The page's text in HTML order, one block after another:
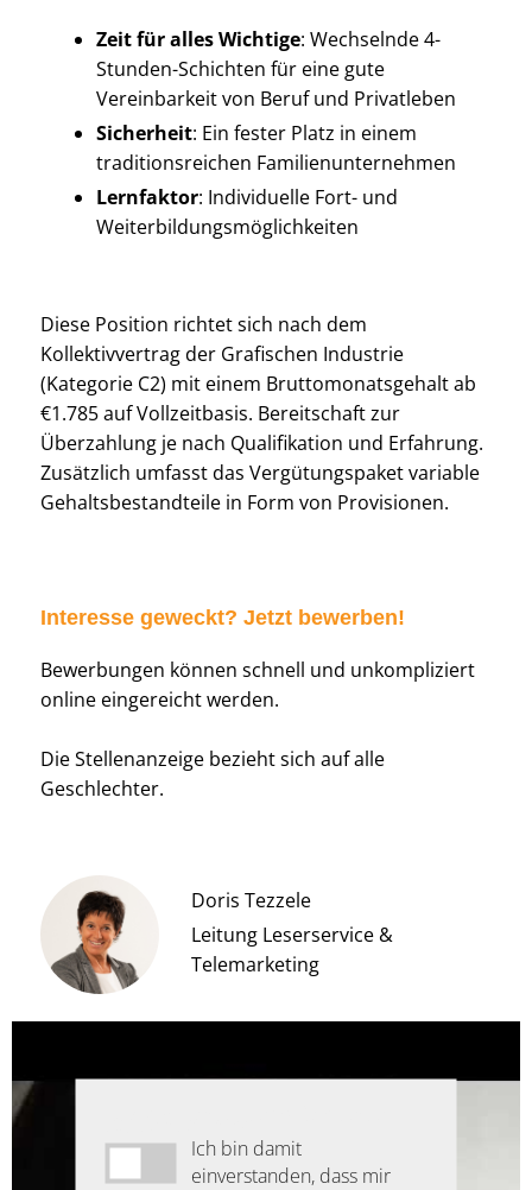
Zeit für alles Wichtige: Wechselnde 4-
Stunden-Schichten für eine gute
Vereinbarkeit von Beruf und Privatleben
Sicherheit: Ein fester Platz in einem
traditionsreichen Familienunternehmen
Lernfaktor: Individuelle Fort- und
Weiterbildungsmöglichkeiten
Diese Position richtet sich nach dem
Kollektivvertrag der Grafischen Industrie
(Kategorie C2) mit einem Bruttomonatsgehalt ab
€1.785 auf Vollzeitbasis. Bereitschaft zur
Überzahlung je nach Qualifikation und Erfahrung.
Zusätzlich umfasst das Vergütungspaket variable
Gehaltsbestandteile in Form von Provisionen.
Interesse geweckt? Jetzt bewerben!
Bewerbungen können schnell und unkompliziert
online eingereicht werden.
Die Stellenanzeige bezieht sich auf alle
Geschlechter.
Doris Tezzele
Leitung Leserservice &
Telemarketing
Ich bin damit
einverstanden, dass mir